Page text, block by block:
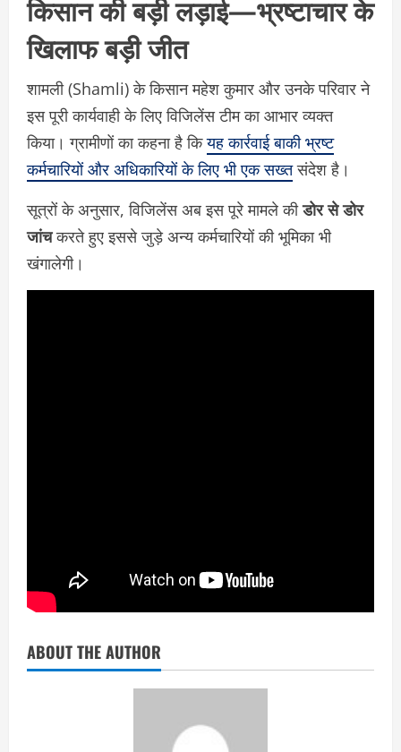
किसान की बड़ी लड़ाई—भ्रष्टाचार के
खिलाफ बड़ी जीत
शामली (Shamli) के किसान महेश कुमार और उनके परिवार ने
इस पूरी कार्यवाही के लिए विजिलेंस टीम का आभार व्यक्त
किया। ग्रामीणों का कहना है कियह कार्रवाई बाकी भ्रष्ट
कर्मचारियों और अधिकारियों के लिए भी एक सख्तसंदेश है।
सूत्रों के अनुसार, विजिलेंस अब इस पूरे मामले कीडोर से डोर
जांचकरते हुए इससे जुड़े अन्य कर्मचारियों की भूमिका भी
खंगालेगी।
ABOUT THE AUTHOR